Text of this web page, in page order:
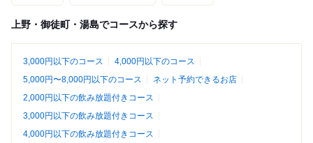
上野・御徒町・湯島でコースから探す
3,000円以下のコース
4,000円以下のコース
5,000円〜8,000円以下のコース
ネット予約できるお店
2,000円以下の飲み放題付きコース
3,000円以下の飲み放題付きコース
4,000円以下の飲み放題付きコース